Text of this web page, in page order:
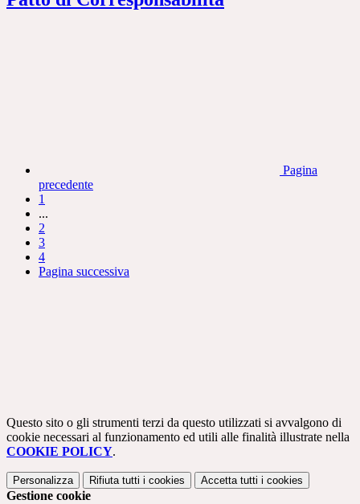
Pagina
precedente
1
...
2
3
4
Pagina successiva
Questo sito o gli strumenti terzi da questo utilizzati si avvalgono di
cookie necessari al funzionamento ed utili alle finalità illustrate nella
COOKIE POLICY.
Personalizza Rifiuta tutti i cookies Accetta tutti i cookies
Gestione cookie